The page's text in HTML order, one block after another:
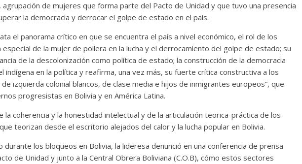
agrupación de mujeres que forma parte del Pacto de Unidad y que tuvo una presencia
la democracia y derrocar el golpe de estado en el país.
el panorama crítico en que se encuentra el país a nivel económico, el rol de los
especial de la mujer de pollera en la lucha y el derrocamiento del golpe de estado; su
de la descolonización como política de estado; la construcción de la democracia
indígena en la política y reafirma, una vez más, su fuerte crítica constructiva a los
izquierda colonial blancos, de clase media e hijos de inmigrantes europeos”, que
progresistas en Bolivia y en América Latina.
la coherencia y la honestidad intelectual y de la articulación teorica-práctica de los
teorizan desde el escritorio alejados del calor y la lucha popular en Bolivia.
durante los bloqueos en Bolivia, la lideresa denunció en una conferencia de prensa
de Unidad y junto a la Central Obrera Boliviana (C.O.B), cómo estos sectores